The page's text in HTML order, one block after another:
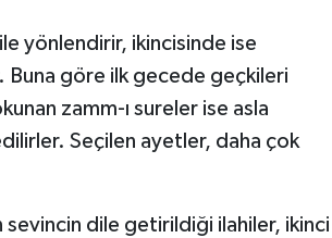
yönlendirir, ikincisinde ise
Buna göre ilk gecede geçkileri
zamm-ı sureler ise asla
Seçilen ayetler, daha çok
sevincin dile getirildiği ilahiler, ikinci